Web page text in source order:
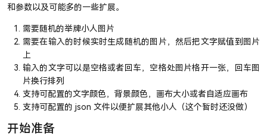
和参数以及可能多的一些扩展。
需要随机的举牌小人图片
需要在输入的时候实时生成随机的图片，然后把文字赋值到图片
上
输入的文字可以是空格或者回车，空格处图片格开一张，回车图
片换行排列
支持可配置的文字颜色，背景颜色，画布大小或者自适应画布
支持可配置的 json 文件以便扩展其他小人（这个暂时还没做）
开始准备